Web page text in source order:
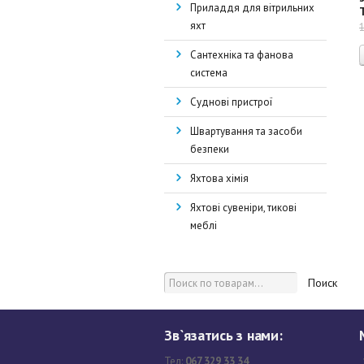
Приладдя для вітрильних
яхт
Сантехніка та фанова
система
Суднові пристрої
Швартування та засоби
безпеки
Яхтова хімія
Яхтові сувеніри, тикові
меблі
Поиск
Зв`язатись з нами:
Тел: 067 329 33 34